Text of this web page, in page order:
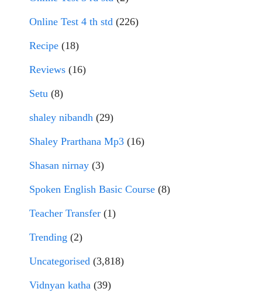
Online Test 4 th std (226)
Recipe (18)
Reviews (16)
Setu (8)
shaley nibandh (29)
Shaley Prarthana Mp3 (16)
Shasan nirnay (3)
Spoken English Basic Course (8)
Teacher Transfer (1)
Trending (2)
Uncategorised (3,818)
Vidnyan katha (39)